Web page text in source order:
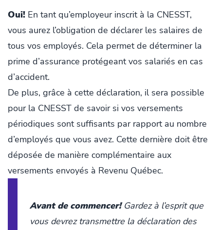
Oui! En tant qu’employeur inscrit à la CNESST,
vous aurez l’obligation de déclarer les salaires de
tous vos employés. Cela permet de déterminer la
prime d’assurance protégeant vos salariés en cas
d’accident.
De plus, grâce à cette déclaration, il sera possible
pour la CNESST de savoir si vos versements
périodiques sont suffisants par rapport au nombre
d’employés que vous avez. Cette dernière doit être
déposée de manière complémentaire aux
versements envoyés à Revenu Québec.
Avant de commencer!Gardez à l’esprit que
vous devrez transmettre la déclaration des